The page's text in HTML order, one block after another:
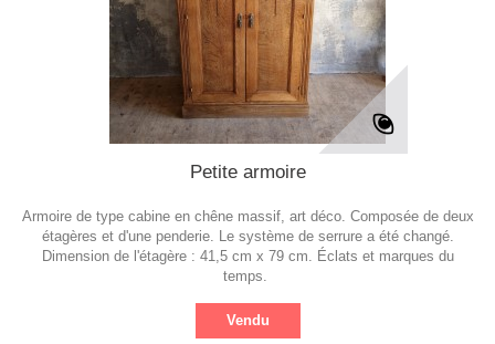
Petite armoire
Armoire de type cabine en chêne massif, art déco. Composée de deux
étagères et d'une penderie. Le système de serrure a été changé.
Dimension de l'étagère : 41,5 cm x 79 cm. Éclats et marques du
temps.
Vendu